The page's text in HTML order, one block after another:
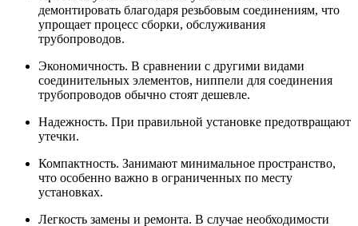
демонтировать благодаря резьбовым соединениям, что
упрощает процесс сборки, обслуживания
трубопроводов.
Экономичность. В сравнении с другими видами
соединительных элементов, ниппели для соединения
трубопроводов обычно стоят дешевле.
Надежность. При правильной установке предотвращают
утечки.
Компактность. Занимают минимальное пространство,
что особенно важно в ограниченных по месту
установках.
Легкость замены и ремонта. В случае необходимости